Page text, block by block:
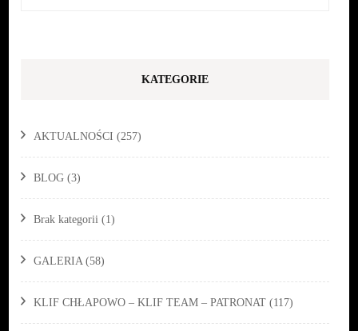
KATEGORIE
AKTUALNOŚCI (257)
BLOG (3)
Brak kategorii (1)
GALERIA (58)
KLIF CHŁAPOWO – KLIF TEAM – PATRONAT (117)